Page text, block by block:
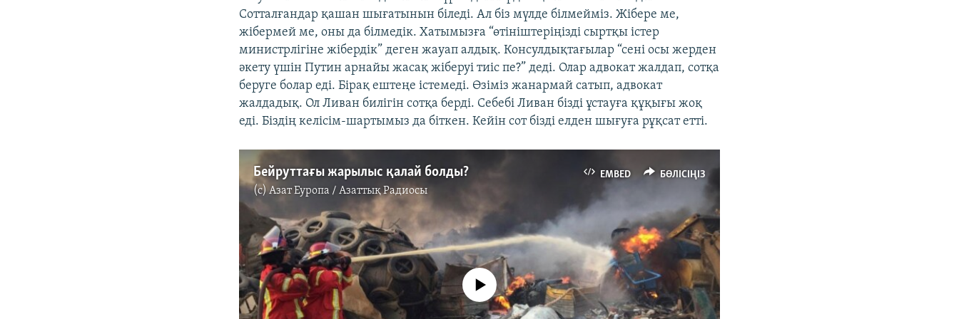
Сотталғандар қашан шығатынын біледі. Ал біз мүлде білмейміз. Жібере ме,
жібермей ме, оны да білмедік. Хатымызға “өтініштеріңізді сыртқы істер
министрлігіне жібердік” деген жауап алдық. Консулдықтағылар “сені осы жерден
әкету үшін Путин арнайы жасақ жіберуі тиіс пе?” деді. Олар адвокат жалдап, сотқа
беруге болар еді. Бірақ ештеңе істемеді. Өзіміз жанармай сатып, адвокат
жалдадық. Ол Ливан билігін сотқа берді. Себебі Ливан бізді ұстауға құқығы жоқ
еді. Біздің келісім-шартымыз да біткен. Кейін сот бізді елден шығуға рұқсат етті.
EMBED БӨЛІСІҢІЗ
Бейруттағы жарылыс қалай болды?
(c)Азат Еуропа / Азаттық Радиосы
No media source currently available